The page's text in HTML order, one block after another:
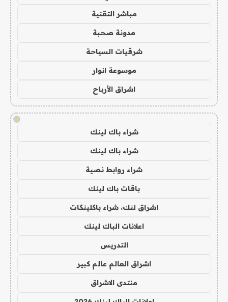
مباشر التقنية
مدونة صحبة
شرقيات السياحة
موسوعة انوار
اشراق الأرباح
!
شراء باك لينك
شراء باك لينك
شراء روابط نصية
باقات باك لينك
اشراق لنك، شراء باكلينكات
اعلانات الباك لينك
التدريس
اشراق العالم عالم كبير
منتدى الاشراق